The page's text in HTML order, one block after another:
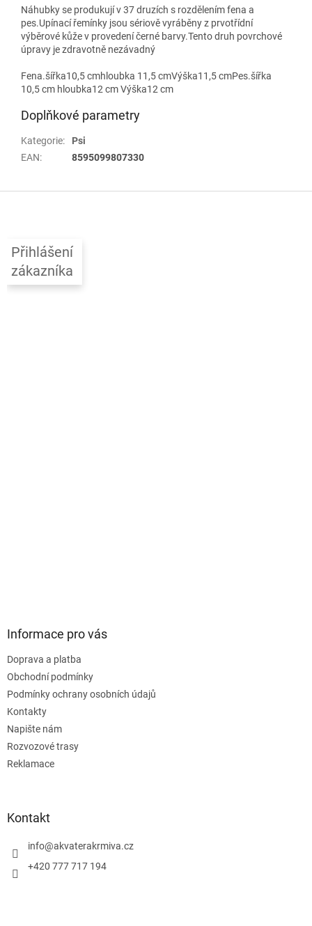
Náhubky se produkují v 37 druzích s rozdělením fena a
pes.Upínací řemínky jsou sériově vyráběny z prvotřídní
výběrové kůže v provedení černé barvy.Tento druh povrchové
úpravy je zdravotně nezávadný
Fena.šířka10,5 cmhloubka 11,5 cmVýška11,5 cmPes.šířka
10,5 cm hloubka12 cm Výška12 cm
Doplňkové parametry
Kategorie:
Psi
EAN: 8595099807330
Přihlášení
zákazníka
Informace pro vás
Doprava a platba
Obchodní podmínky
Podmínky ochrany osobních údajů
Kontakty
Napište nám
Rozvozové trasy
Reklamace
Kontakt
info@akvaterakrmiva.cz
+420 777 717 194